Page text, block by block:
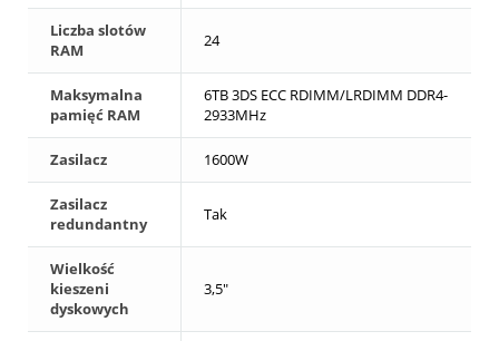
Liczba slotów
RAM
24
Maksymalna
pamięć RAM
6TB 3DS ECC RDIMM/LRDIMM DDR4-
2933MHz
Zasilacz 1600W
Zasilacz
redundantny
Tak
Wielkość
kieszeni
dyskowych
3,5"